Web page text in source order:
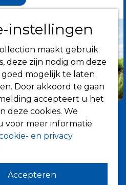
instellingen
maakt gebruik
deze zijn nodig om deze
goed mogelijk te laten
Door akkoord te gaan
accepteert u het
deze cookies. We
voor meer informatie
en privacy
Accepteren